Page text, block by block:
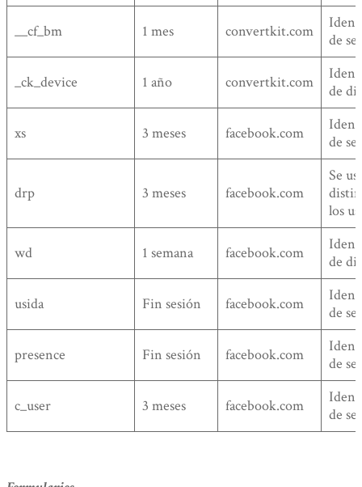
__cf_bm 1 mes convertkit.com
de
_ck_device 1 año convertkit.com
de
xs 3 meses facebook.com
de
drp 3 meses facebook.com
Se
los
wd 1 semana facebook.com
de
usida Fin sesión facebook.com
de
presence Fin sesión facebook.com
de
c_user 3 meses facebook.com
de